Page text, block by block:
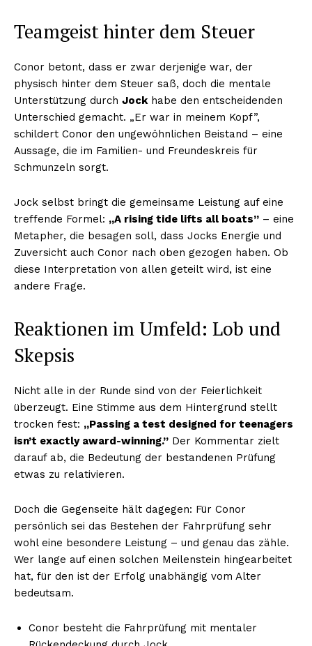
Teamgeist hinter dem Steuer
Conor betont, dass er zwar derjenige war, der
physisch hinter dem Steuer saß, doch die mentale
Unterstützung durch Jockhabe den entscheidenden
Unterschied gemacht. „Er war in meinem Kopf”,
schildert Conor den ungewöhnlichen Beistand – eine
Aussage, die im Familien- und Freundeskreis für
Schmunzeln sorgt.
Jock selbst bringt die gemeinsame Leistung auf eine
treffende Formel: „A rising tide lifts all boats” – eine
Metapher, die besagen soll, dass Jocks Energie und
Zuversicht auch Conor nach oben gezogen haben. Ob
diese Interpretation von allen geteilt wird, ist eine
andere Frage.
Reaktionen im Umfeld: Lob und
Skepsis
Nicht alle in der Runde sind von der Feierlichkeit
überzeugt. Eine Stimme aus dem Hintergrund stellt
trocken fest: „Passing a test designed for teenagers
isn’t exactly award-winning.” Der Kommentar zielt
darauf ab, die Bedeutung der bestandenen Prüfung
etwas zu relativieren.
Doch die Gegenseite hält dagegen: Für Conor
persönlich sei das Bestehen der Fahrprüfung sehr
wohl eine besondere Leistung – und genau das zähle.
Wer lange auf einen solchen Meilenstein hingearbeitet
hat, für den ist der Erfolg unabhängig vom Alter
bedeutsam.
Conor besteht die Fahrprüfung mit mentaler